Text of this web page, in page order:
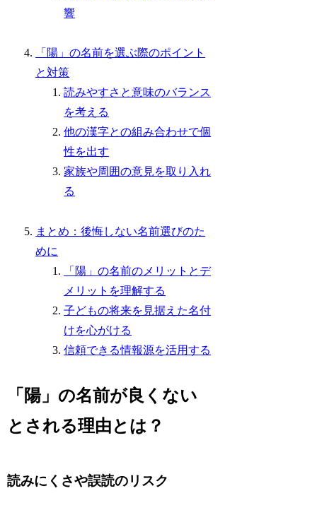
響
「陽」の名前を選ぶ際のポイント
と対策
読みやすさと意味のバランス
を考える
他の漢字との組み合わせで個
性を出す
家族や周囲の意見を取り入れ
る
まとめ：後悔しない名前選びのた
めに
「陽」の名前のメリットとデ
メリットを理解する
子どもの将来を見据えた名付
けを心がける
信頼できる情報源を活用する
「陽」の名前が良くない
とされる理由とは？
読みにくさや誤読のリスク